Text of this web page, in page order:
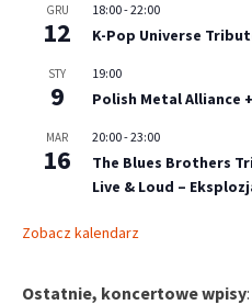
GRU
12
18:00-22:00
K-Pop Universe
STY
9
19:00
Polish Metal Alliance
MAR
16
20:00-23:00
The Blues Brothers
Live & Loud –
Zobacz kalendarz
Ostatnie, koncertowe wpisy: